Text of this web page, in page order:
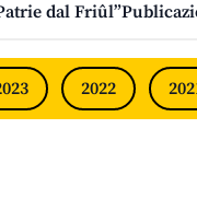
dal Friûl”
2022